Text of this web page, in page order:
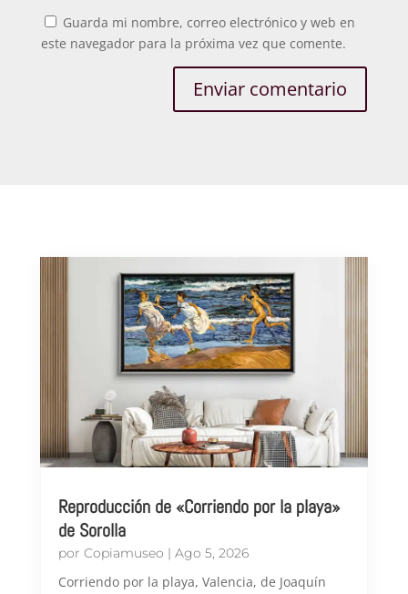
Guarda mi nombre, correo electrónico y web en
este navegador para la próxima vez que comente.
Enviar comentario
Reproducción de «Corriendo por la playa»
de Sorolla
por Copiamuseo | Ago 5, 2026
Corriendo por la playa, Valencia, de Joaquín